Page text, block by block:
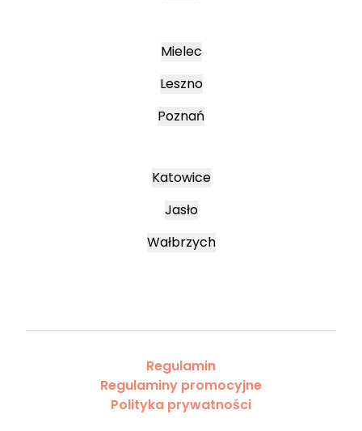
Mielec
Leszno
Poznań
Katowice
Jasło
Wałbrzych
Regulamin
Regulaminy promocyjne
Polityka prywatności